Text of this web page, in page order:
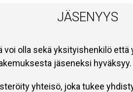
JÄSENYYS
olla sekä yksityishenkilö
jäseneksi
yhteisö, joka tukee